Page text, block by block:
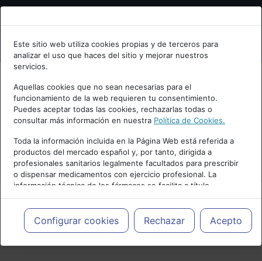
Bienvenid@ a psiquiatria.com
Escribe tu Email
Accede o regístrate con tu email.
Cancelar
Este sitio web utiliza cookies propias y de terceros para
analizar el uso que haces del sitio y mejorar nuestros
servicios.
Aquellas cookies que no sean necesarias para el
funcionamiento de la web requieren tu consentimiento.
Puedes aceptar todas las cookies, rechazarlas todas o
consultar más información en nuestra Política de Cookies.
Toda la información incluida en la Página Web está referida a
productos del mercado español y, por tanto, dirigida a
profesionales sanitarios legalmente facultados para prescribir
o dispensar medicamentos con ejercicio profesional. La
información técnica de los fármacos se facilita a título
meramente informativo, siendo responsabilidad de los
profesionales facultados prescribir medicamentos y decidir, en
cada caso concreto, el tratamiento más adecuado a las
necesidades del paciente.
Configurar cookies Rechazar Acepto
PUBLICIDAD